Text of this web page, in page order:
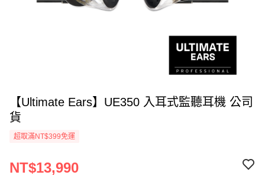
【Ultimate Ears】UE350 入耳式監聽耳機 公司
貨
超取滿NT$399免運
NT$13,990